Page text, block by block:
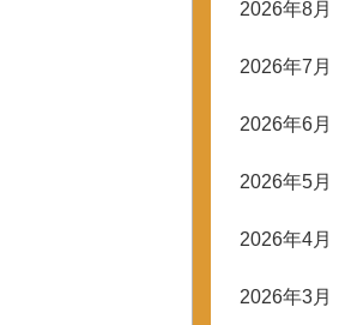
2026年8月
2026年7月
2026年6月
2026年5月
2026年4月
2026年3月